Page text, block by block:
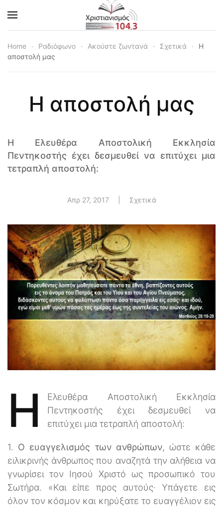
Skip to main content
Home Ραδιόφωνο Ακούστε ζωντανά Σχετικά
Η
αποστολή μας
Η αποστολή μας
H Ελευθέρα Αποστολική Εκκλησία
Πεντηκοστής έχει δεσμευθεί να επιτύχει μια
τετραπλή αποστολή:
Απρ 27, 2017 Σχετικά
H
Ελευθέρα Αποστολική Εκκλησία
Πεντηκοστής έχει δεσμευθεί να
επιτύχει μια τετραπλή αποστολή:
1. Ο ευαγγελισμός των ανθρώπων, ώστε κάθε
ειλικρινής άνθρωπος που αναζητά την αλήθεια να
γνωρίσει τον Ιησού Χριστό ως προσωπικό του
Σωτήρα. «Και είπε προς αυτούς· Υπάγετε εις
όλον τον κόσμον και κηρύξατε το ευαγγέλιον εις